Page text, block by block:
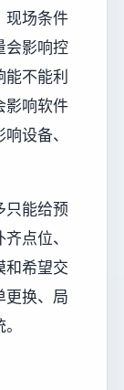
现场条件
会影响控
不能利
影响软件
设备、
只能给预
点位、
和希望交
更换、局